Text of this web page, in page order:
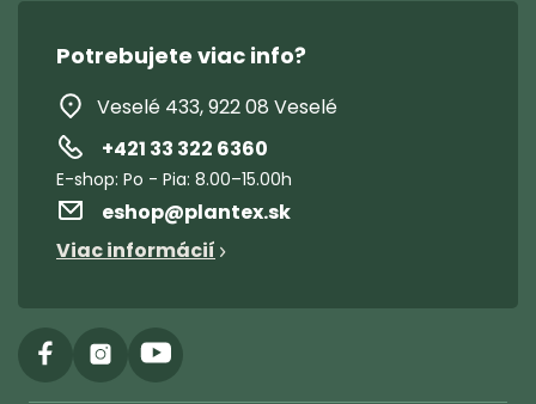
Potrebujete viac info?
Veselé 433, 922 08 Veselé
eshop@plantex.sk
+421 33 322 6360
Viac informácií